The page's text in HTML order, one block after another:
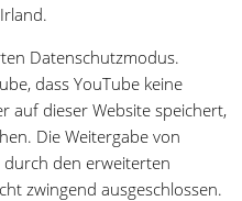
Datenschutzmodus.
dass YouTube keine
auf dieser Website speichert,
Die Weitergabe von
den erweiterten
zwingend ausgeschlossen.